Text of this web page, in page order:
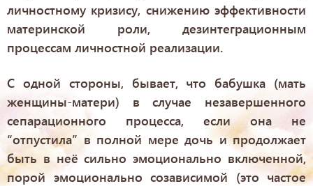
личностному кризису, снижению эффективности
материнской роли, дезинтеграционным
процессам личностной реализации.
С одной стороны, бывает, что бабушка (мать
женщины-матери) в случае незавершенного
сепарационного процесса, если она не
“отпустила” в полной мере дочь и продолжает
быть в неё сильно эмоционально включенной,
порой эмоционально созависимой (это частое